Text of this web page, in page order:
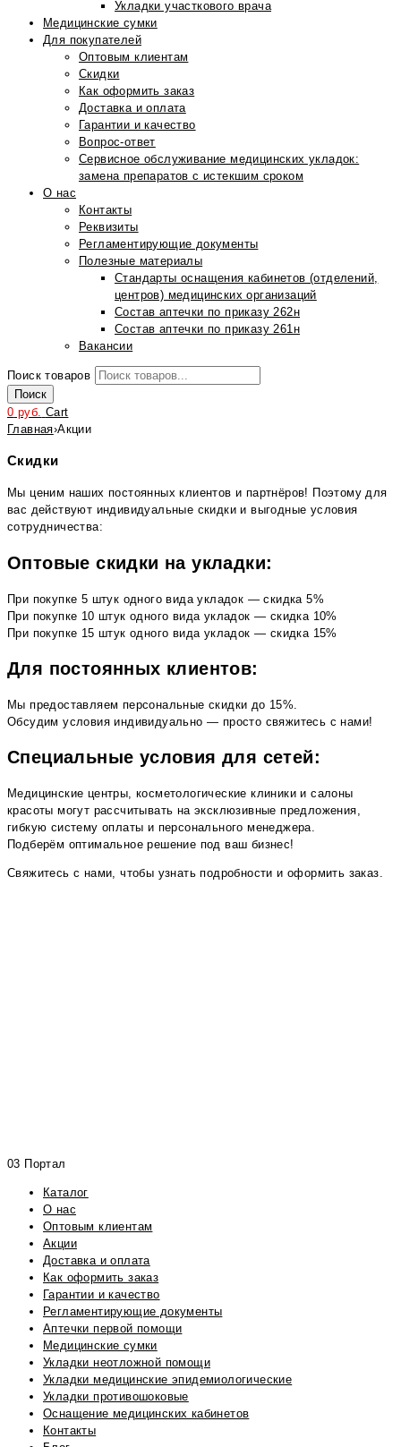
Укладки участкового врача
Медицинские сумки
Для покупателей
Оптовым клиентам
Скидки
Как оформить заказ
Доставка и оплата
Гарантии и качество
Вопрос-ответ
Сервисное обслуживание медицинских укладок:
замена препаратов с истекшим сроком
О нас
Контакты
Реквизиты
Регламентирующие документы
Полезные материалы
Стандарты оснащения кабинетов (отделений,
центров) медицинских организаций
Состав аптечки по приказу 262н
Состав аптечки по приказу 261н
Вакансии
Поиск товаров
Поиск
0 руб. Cart
Главная›Акции
Скидки
Мы ценим наших постоянных клиентов и партнёров! Поэтому для
вас действуют индивидуальные скидки и выгодные условия
сотрудничества:
Оптовые скидки на укладки:
При покупке 5 штук одного вида укладок — скидка 5%
При покупке 10 штук одного вида укладок — скидка 10%
При покупке 15 штук одного вида укладок — скидка 15%
Для постоянных клиентов:
Мы предоставляем персональные скидки до 15%.
Обсудим условия индивидуально — просто свяжитесь с нами!
Специальные условия для сетей:
Медицинские центры, косметологические клиники и салоны
красоты могут рассчитывать на эксклюзивные предложения,
гибкую систему оплаты и персонального менеджера.
Подберём оптимальное решение под ваш бизнес!
Свяжитесь с нами, чтобы узнать подробности и оформить заказ.
03 Портал
Каталог
О нас
Оптовым клиентам
Акции
Доставка и оплата
Как оформить заказ
Гарантии и качество
Регламентирующие документы
Аптечки первой помощи
Медицинские сумки
Укладки неотложной помощи
Укладки медицинские эпидемиологические
Укладки противошоковые
Оснащение медицинских кабинетов
Контакты